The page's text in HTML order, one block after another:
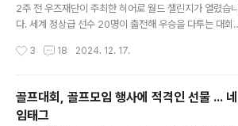
게 되었다. 스타인웨이에 들어가는 12,000개의 부품 대부
분은 손으로 만든다. 100여개의 기술 특허를 가진 제품으
장 피아노의 99%, 전 세계 공연장 피아노의 98%가 스타
2주 전 우즈재단이 주최한 히어로 월드 챌린지가 열렸습니
다. 세계 정상급 선수 20명이 출전해 우승을 다투는 대회
리 수술 후 경기력이 회복되지 않았기 때문입니다. 몸 상태
NC 챔피언십에는 참석합니다. 아들의 성장을 지켜보고 추
억을 쌓을 수 있는 대회이기에 5년 연속 출전 중입니다.
3 18 2024. 12. 17.
골프대회, 골프모임 행사에 적격인 선물 ... 네
임태그